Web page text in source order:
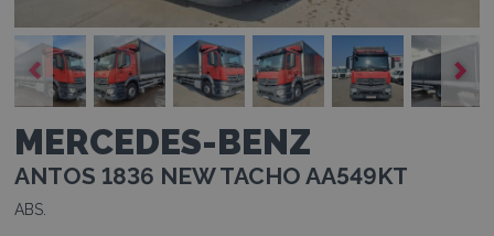
MERCEDES-BENZ
ANTOS 1836 NEW TACHO AA549KT
ABS.